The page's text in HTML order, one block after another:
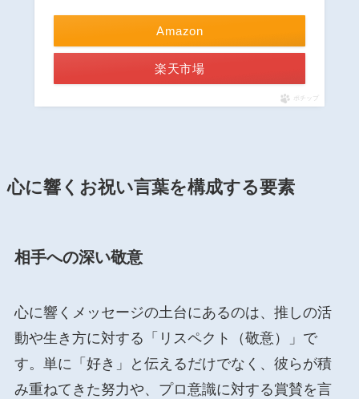
Amazon
楽天市場
ポチップ
心に響くお祝い言葉を構成する要素
相手への深い敬意
心に響くメッセージの土台にあるのは、推しの活
動や生き方に対する「リスペクト（敬意）」で
す。単に「好き」と伝えるだけでなく、彼らが積
み重ねてきた努力や、プロ意識に対する賞賛を言